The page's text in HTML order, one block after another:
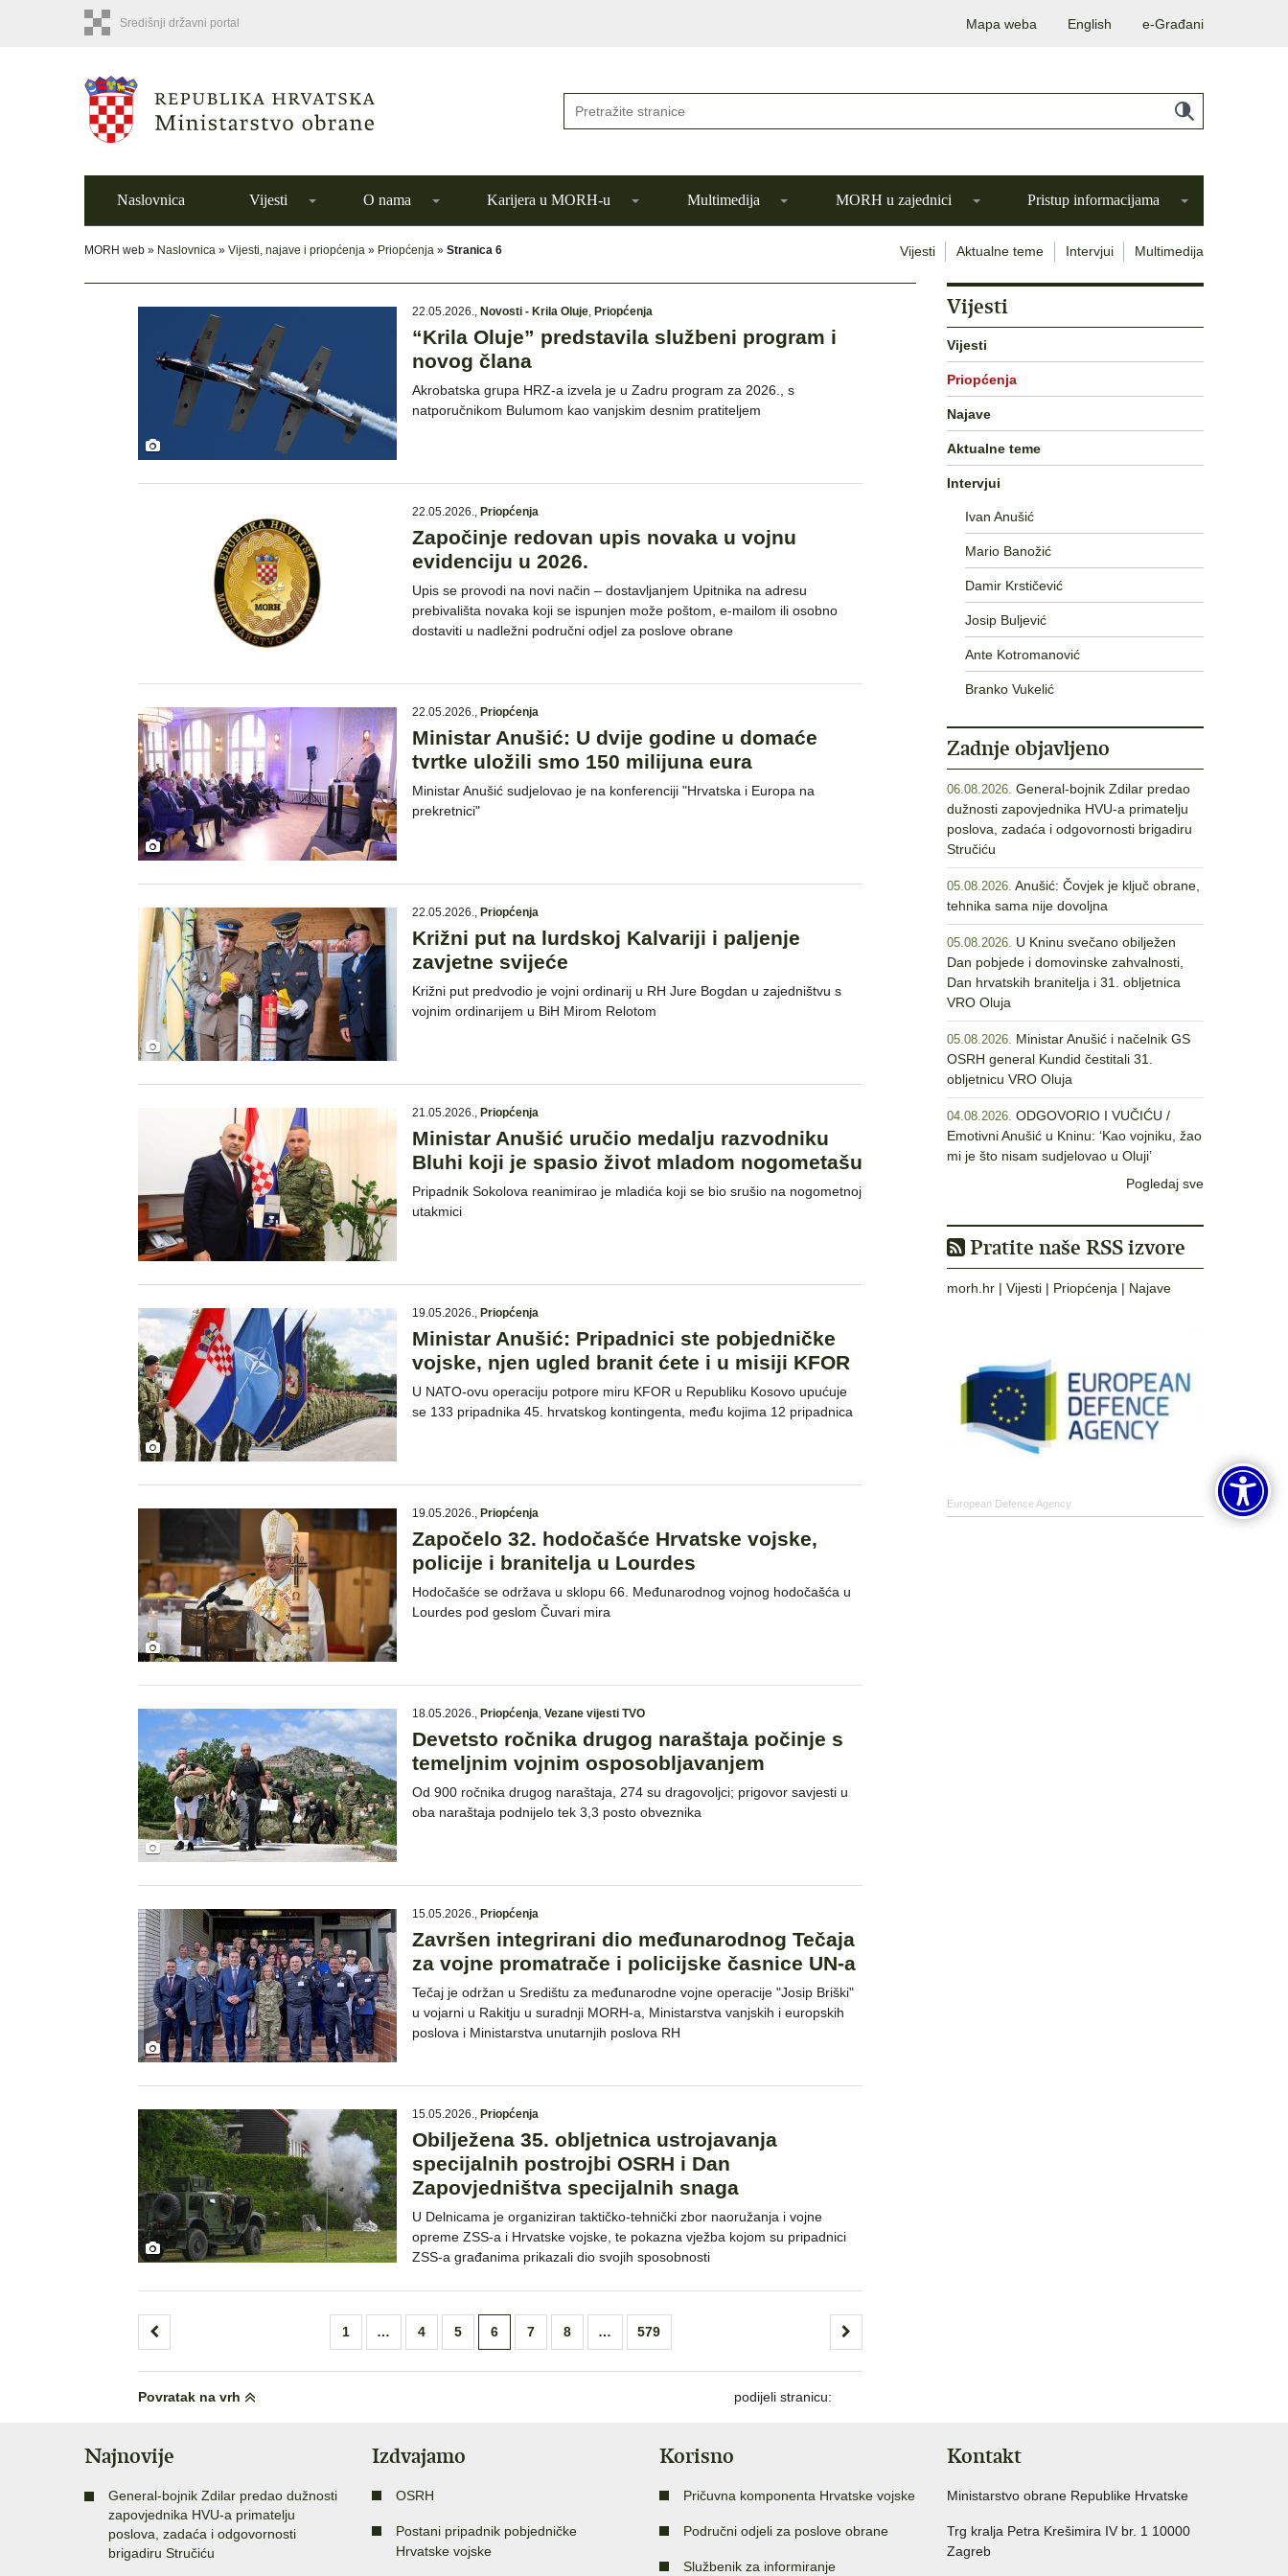
Središnji državni portal Mapa weba English e-Građani
Naslovnica Vijesti O nama Karijera u MORH-u Multimedija MORH u zajednici Pristup informacijama
MORH web » Naslovnica » Vijesti, najave i priopćenja » Priopćenja » Stranica 6 Vijesti Aktualne teme Intervjui Multimedija
22.05.2026., Novosti - Krila Oluje, Priopćenja
“Krila Oluje” predstavila službeni program i
novog člana
Akrobatska grupa HRZ-a izvela je u Zadru program za 2026., s
natporučnikom Bulumom kao vanjskim desnim pratiteljem
22.05.2026., Priopćenja
Započinje redovan upis novaka u vojnu
evidenciju u 2026.
Upis se provodi na novi način – dostavljanjem Upitnika na adresu
prebivališta novaka koji se ispunjen može poštom, e-mailom ili osobno
dostaviti u nadležni područni odjel za poslove obrane
22.05.2026., Priopćenja
Ministar Anušić: U dvije godine u domaće
tvrtke uložili smo 150 milijuna eura
Ministar Anušić sudjelovao je na konferenciji "Hrvatska i Europa na
prekretnici"
22.05.2026., Priopćenja
Križni put na lurdskoj Kalvariji i paljenje
zavjetne svijeće
Križni put predvodio je vojni ordinarij u RH Jure Bogdan u zajedništvu s
vojnim ordinarijem u BiH Mirom Relotom
21.05.2026., Priopćenja
Ministar Anušić uručio medalju razvodniku
Bluhi koji je spasio život mladom nogometašu
Pripadnik Sokolova reanimirao je mladića koji se bio srušio na nogometnoj
utakmici
19.05.2026., Priopćenja
Ministar Anušić: Pripadnici ste pobjedničke
vojske, njen ugled branit ćete i u misiji KFOR
U NATO-ovu operaciju potpore miru KFOR u Republiku Kosovo upućuje
se 133 pripadnika 45. hrvatskog kontingenta, među kojima 12 pripadnica
19.05.2026., Priopćenja
Započelo 32. hodočašće Hrvatske vojske,
policije i branitelja u Lourdes
Hodočašće se održava u sklopu 66. Međunarodnog vojnog hodočašća u
Lourdes pod geslom Čuvari mira
18.05.2026., Priopćenja, Vezane vijesti TVO
Devetsto ročnika drugog naraštaja počinje s
temeljnim vojnim osposobljavanjem
Od 900 ročnika drugog naraštaja, 274 su dragovoljci; prigovor savjesti u
oba naraštaja podnijelo tek 3,3 posto obveznika
15.05.2026., Priopćenja
Završen integrirani dio međunarodnog Tečaja
za vojne promatrače i policijske časnice UN-a
Tečaj je održan u Središtu za međunarodne vojne operacije "Josip Briški"
u vojarni u Rakitju u suradnji MORH-a, Ministarstva vanjskih i europskih
poslova i Ministarstva unutarnjih poslova RH
15.05.2026., Priopćenja
Obilježena 35. obljetnica ustrojavanja
specijalnih postrojbi OSRH i Dan
Zapovjedništva specijalnih snaga
U Delnicama je organiziran taktičko-tehnički zbor naoružanja i vojne
opreme ZSS-a i Hrvatske vojske, te pokazna vježba kojom su pripadnici
ZSS-a građanima prikazali dio svojih sposobnosti
Brojevi
objava
1 … 4 5 6 7 8 … 579
Povratak na vrh podijeli stranicu:
Vijesti
Vijesti
Priopćenja
Najave
Aktualne teme
Intervjui
Ivan Anušić
Mario Banožić
Damir Krstičević
Josip Buljević
Ante Kotromanović
Branko Vukelić
Zadnje objavljeno
06.08.2026. General-bojnik Zdilar predao
dužnosti zapovjednika HVU-a primatelju
poslova, zadaća i odgovornosti brigadiru
Stručiću
05.08.2026. Anušić: Čovjek je ključ obrane,
tehnika sama nije dovoljna
05.08.2026. U Kninu svečano obilježen
Dan pobjede i domovinske zahvalnosti,
Dan hrvatskih branitelja i 31. obljetnica
VRO Oluja
05.08.2026. Ministar Anušić i načelnik GS
OSRH general Kundid čestitali 31.
obljetnicu VRO Oluja
04.08.2026. ODGOVORIO I VUČIĆU /
Emotivni Anušić u Kninu: ‘Kao vojniku, žao
mi je što nisam sudjelovao u Oluji’
Pogledaj sve
Pratite naše RSS izvore
morh.hr | Vijesti | Priopćenja | Najave
European Defence Agency
Najnovije
General-bojnik Zdilar predao dužnosti
zapovjednika HVU-a primatelju
poslova, zadaća i odgovornosti
brigadiru Stručiću
Izdvajamo
OSRH
Postani pripadnik pobjedničke
Hrvatske vojske
Korisno
Pričuvna komponenta Hrvatske vojske
Područni odjeli za poslove obrane
Službenik za informiranje
Kontakt
Ministarstvo obrane Republike Hrvatske
Trg kralja Petra Krešimira IV br. 1 10000
Zagreb